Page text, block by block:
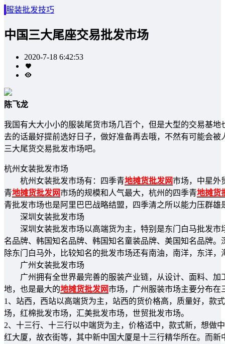
服装批发技巧
中国三大尾座交易批发市场
2020-7-18 6:42:53
陈飞龙
我国有大大小小的服装尾货市场几百个，但是大型的交易基
去的话最好提前选好日子，做好准备再去哦，不然有可能会
三大尾货交易批发市场吧。
杭州女装批发市场
杭州女装批发市场有：四季青地摊货批发网市场，中星外
青地摊货批发网市场的规模和人气最大，杭州的四季青地摊货
青批发市场也是阿里巴巴战略结盟，四季清之所以能力压群
深圳女装批发市场
深圳女装批发市场以高端货为主，特别是东门白马批发市
名品牌、韩国知名品牌、韩国知名童装品牌、美国知名品牌
除东门白马外，比较知名的批发市场还有南油，南洋，东洋，
广州女装批发市场
广州拥有全世界最完善的服装产业链，从设计、面料、加
地，也是最大的地摊货批发网市场，广州服装市场主要分布在
1、站西，西站以高端货为主，站西的货价格高，质量好，款
场，红棉批发市场，汇美批发市场，世贸批发市场。
2、十三行、十三行以中端货为主，价格适中，款式新，想做
红大厦，故衣街等，其中新中国大厦是十三行精华所在。而